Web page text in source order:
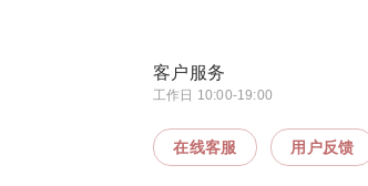
客户服务
工作日 10:00-19:00
在线客服 用户反馈